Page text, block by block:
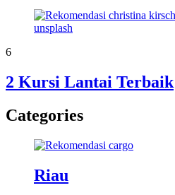
6
2 Kursi Lantai Terbaik
Categories
Riau